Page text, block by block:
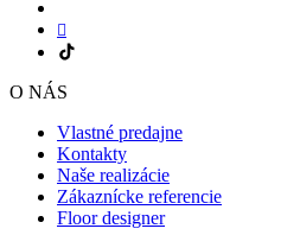
O NÁS
Vlastné predajne
Kontakty
Naše realizácie
Zákaznícke referencie
Floor designer